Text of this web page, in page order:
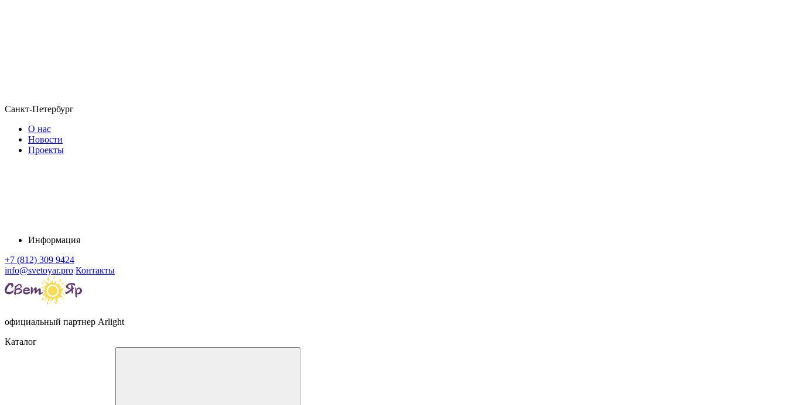
Санкт-Петербург
О нас
Новости
Проекты
Информация
+7 (812) 309 9424
info@svetoyar.pro Контакты
официальный партнер Arlight
Каталог